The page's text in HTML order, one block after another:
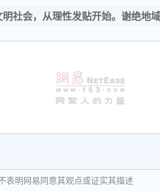
明社会，从理性发贴开始。谢绝地
表明网易同意其观点或证实其描述